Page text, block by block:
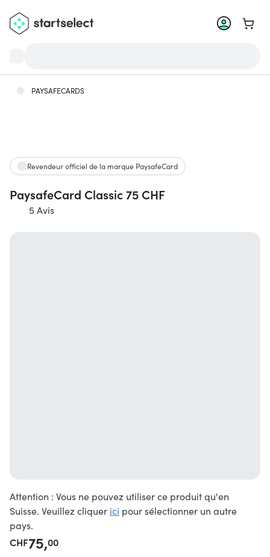
Aller
PAYSAFECARDS
Revendeur officiel de la marque PaysafeCard
PaysafeCard Classic 75 CHF
5 Avis
Attention : Vous ne pouvez utiliser ce produit qu'en
Suisse. Veuillez cliquer ici pour sélectionner un autre
pays.
CHF75,00